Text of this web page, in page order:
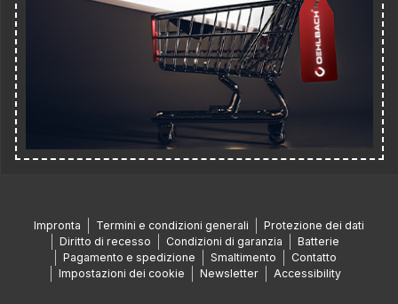
Impronta Termini e condizioni generali
Protezione dei dati
Diritto di recesso
Condizioni di garanzia
Batterie
Pagamento e spedizione
Smaltimento
Contatto
Impostazioni dei cookie
Newsletter Accessibility